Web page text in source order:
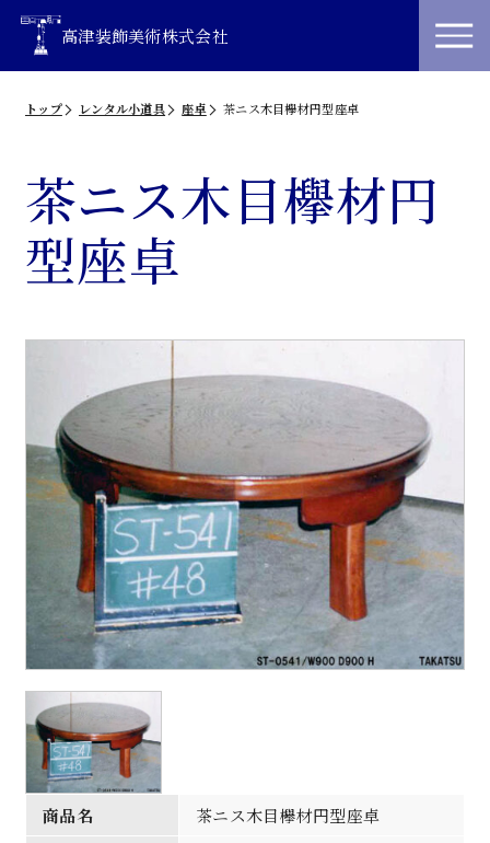
高津装飾美術株式会社
トップ レンタル小道具 座卓 茶ニス木目欅材円型座卓
茶ニス木目欅材円
型座卓
商品名
茶ニス木目欅材円型座卓